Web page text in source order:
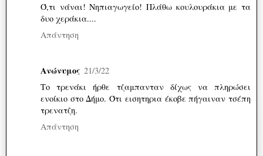
Ό,τι νάναι! Νηπιαγωγείο! Πλάθω κουλουράκια με τα
δυο χεράκια....
Απάντηση
Ανώνυμος 21/3/22
Το τρενάκι ήρθε τζαμπανταν δίχως να πληρώσει
ενοίκιο στο Δήμο. Ότι εισητηρια έκοβε πήγαιναν τσέπη
τρενατζη.
Απάντηση